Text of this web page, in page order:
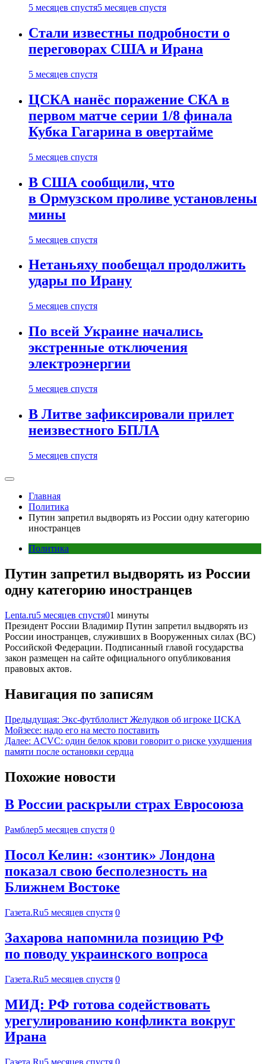
5 месяцев спустя5 месяцев спустя
Стали известны подробности о
переговорах США и Ирана
5 месяцев спустя
ЦСКА нанёс поражение СКА в
первом матче серии 1/8 финала
Кубка Гагарина в овертайме
5 месяцев спустя
В США сообщили, что
в Ормузском проливе установлены
мины
5 месяцев спустя
Нетаньяху пообещал продолжить
удары по Ирану
5 месяцев спустя
По всей Украине начались
экстренные отключения
электроэнергии
5 месяцев спустя
В Литве зафиксировали прилет
неизвестного БПЛА
5 месяцев спустя
Главная
Политика
Путин запретил выдворять из России одну категорию
иностранцев
Политика
Путин запретил выдворять из России
одну категорию иностранцев
Lenta.ru5 месяцев спустя01 минуты
Президент России Владимир Путин запретил выдворять из
России иностранцев, служивших в Вооруженных силах (ВС)
Российской Федерации. Подписанный главой государства
закон размещен на сайте официального опубликования
правовых актов.
Навигация по записям
Предыдущая: Экс-футблолист Желудков об игроке ЦСКА
Мойзесе: надо его на место поставить
Далее: ACVC: один белок крови говорит о риске ухудшения
памяти после остановки сердца
Похожие новости
В России раскрыли страх Евросоюза
Рамблер5 месяцев спустя 0
Посол Келин: «зонтик» Лондона
показал свою бесполезность на
Ближнем Востоке
Газета.Ru5 месяцев спустя 0
Захарова напомнила позицию РФ
по поводу украинского вопроса
Газета.Ru5 месяцев спустя 0
МИД: РФ готова содействовать
урегулированию конфликта вокруг
Ирана
Газета.Ru5 месяцев спустя 0